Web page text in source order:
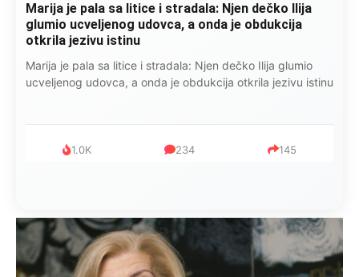
Marija je pala sa litice i stradala: Njen dečko Ilija
glumio ucveljenog udovca, a onda je obdukcija
otkrila jezivu istinu
Marija je pala sa litice i stradala: Njen dečko Ilija glumio
ucveljenog udovca, a onda je obdukcija otkrila jezivu istinu
1.0K 234 145